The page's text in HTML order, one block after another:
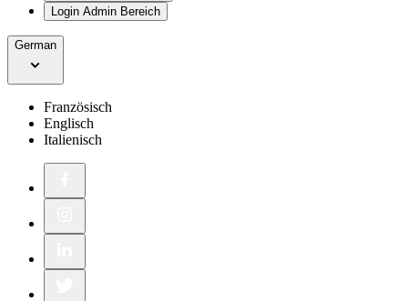
Login Admin Bereich
German
Französisch
Englisch
Italienisch